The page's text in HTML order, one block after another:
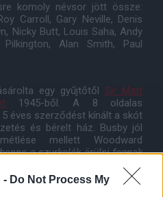
- Do Not Process My
komoly névsor jött össze:
Carroll, Gary Neville, Denis
Nicky Butt, Louis Saha, Andy
Alan Smith, Paul
egy gyűjtőtől Sir Matt
1945-ből. A 8 oldalas
éves szerződést kínált a skót
és bérelt ház. Busby jól
mellett Woodward
a szurkolók örülni fognak
örökre megváltoztatta ezt a